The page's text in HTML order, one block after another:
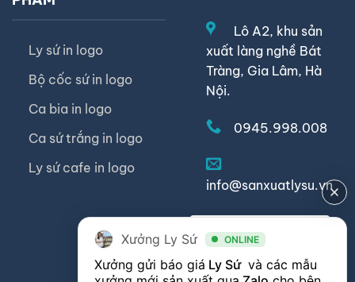
Ly sứ in logo
Bộ cốc sứ in logo
Ca bia in logo
Ca sứ trắng in logo
Ly sứ cafe in logo
Lô A2, khu sản
xuất làng nghề Bát
Tràng, Gia Lâm, Hà
Nội.
0945.998.008
info@sanxuatlysu.vn
YÊU CẦU BÁO
GIÁ
Xưởng Ly Sứ ONLINE
Xưởng gửi báo giá Ly Sứ và các mẫu